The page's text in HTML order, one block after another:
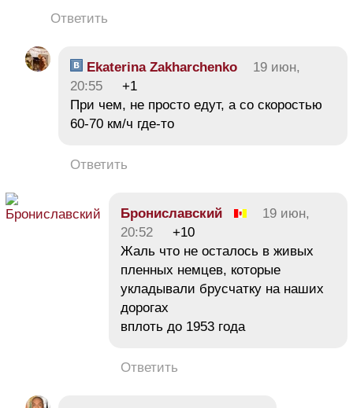
Ответить
Ekaterina Zakharchenko
19 июн,
20:55
+1
При чем, не просто едут, а со скоростью
60-70 км/ч где-то
Ответить
Брониславский
19 июн,
20:52
+10
Жаль что не осталось в живых
пленных немцев, которые
укладывали брусчатку на наших
дорогах
вплоть до 1953 года
Ответить